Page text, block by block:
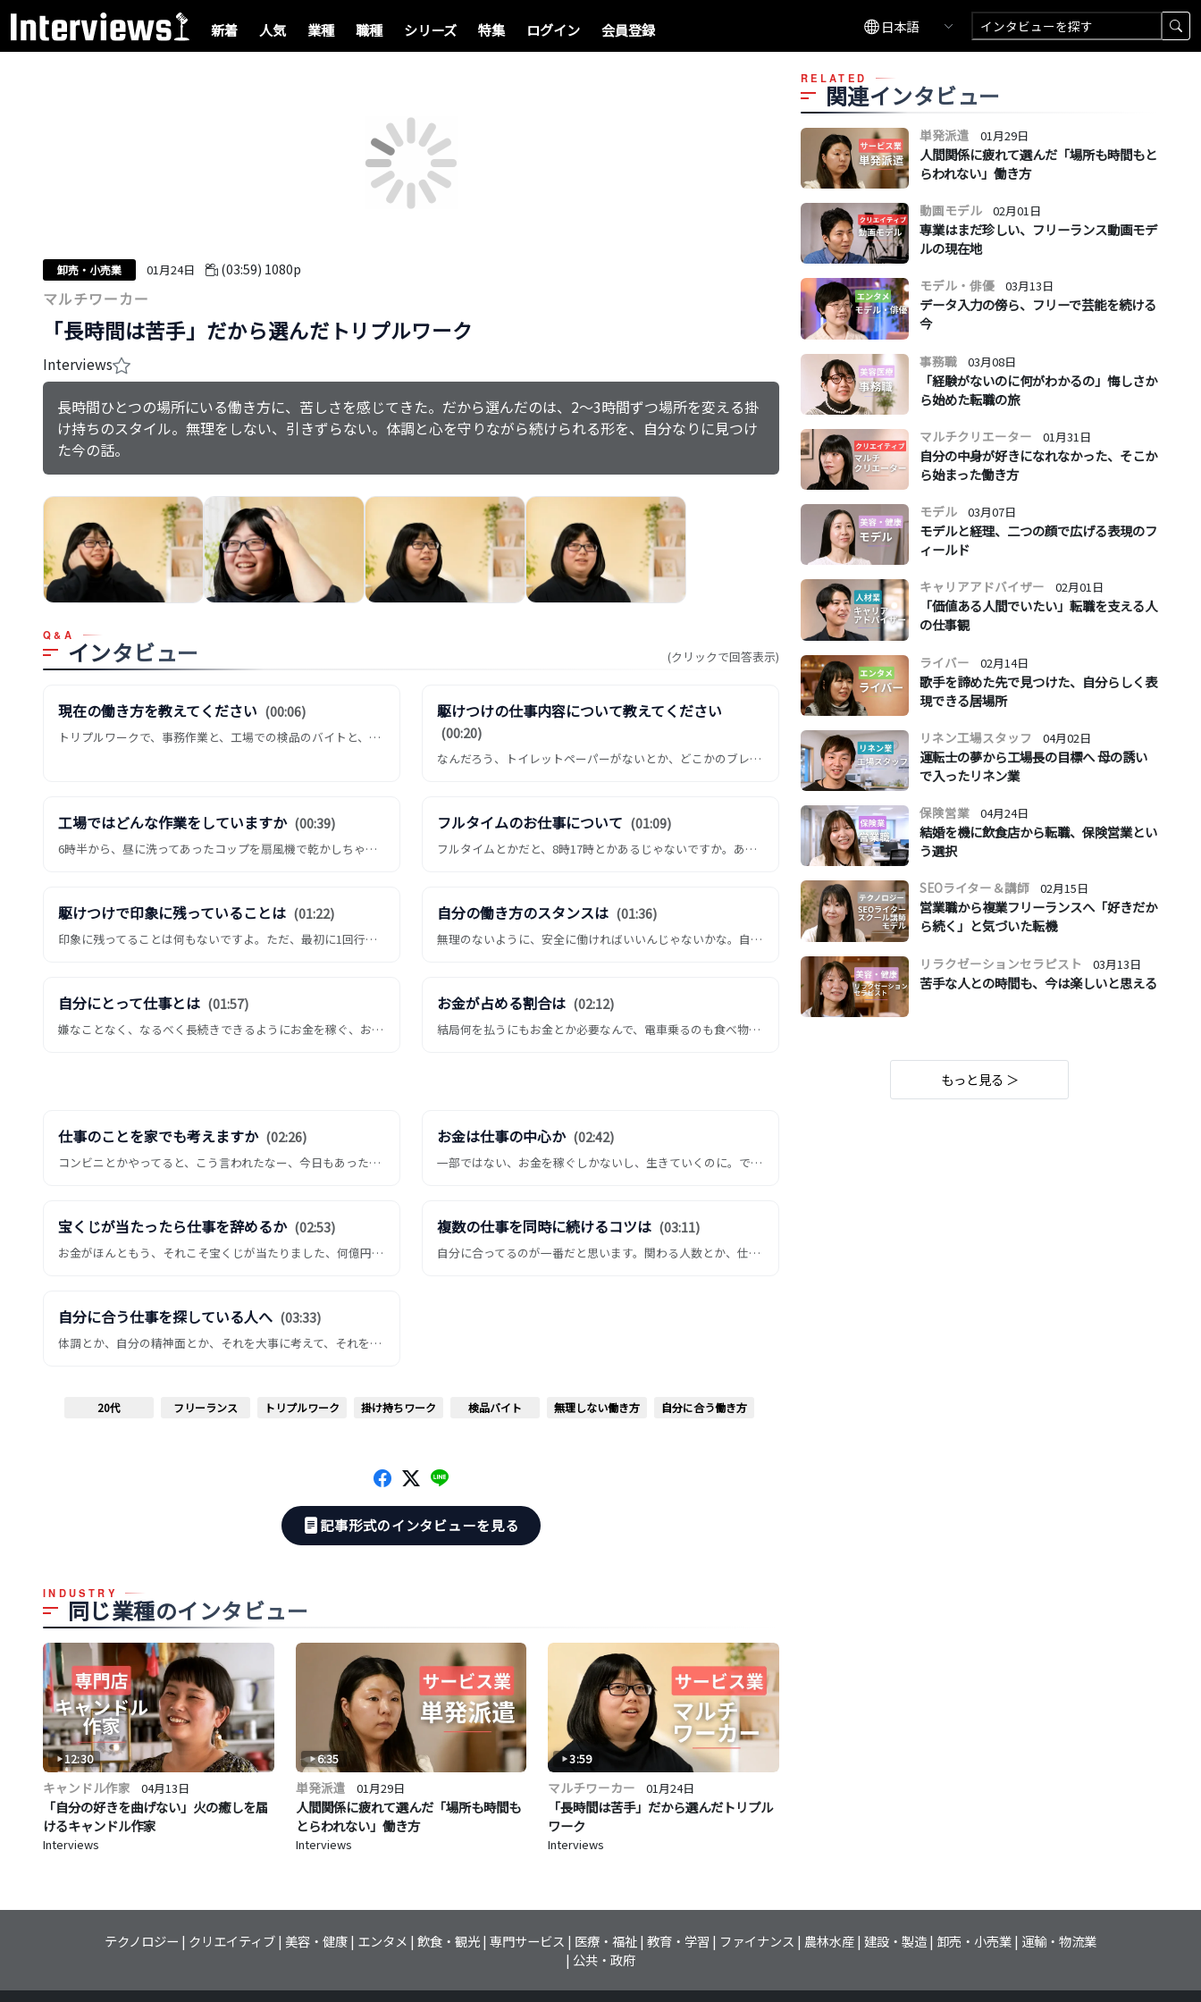
新着 人気 業種 職種 シリーズ 特集 ログイン 会員登録
卸売・小売業 01月24日 (03:59) 1080p
マルチワーカー
「長時間は苦手」だから選んだトリプルワーク
Interviews
長時間ひとつの場所にいる働き方に、苦しさを感じてきた。だから選んだのは、2〜3時間ずつ場所を変える掛
け持ちのスタイル。無理をしない、引きずらない。体調と心を守りながら続けられる形を、自分なりに見つけ
た今の話。
Q&A
インタビュー (クリックで回答表示)
現在の働き方を教えてください (00:06)
トリプルワークで、事務作業と、工場での検品のバイトと、民泊の駆けつけスタッフ、それを3つ掛け持ちでやってます。3つです。
駆けつけの仕事内容について教えてください
(00:20)
なんだろう、トイレットペーパーがないとか、どこかのブレーカーがつかないとか、そういうのを電話で言われて、本社自体が...
工場ではどんな作業をしていますか (00:39)
6時半から、昼に洗ってあったコップを扇風機で乾かしちゃうんで、それを検品して、もう何百…1000個以内くらい、何百...
フルタイムのお仕事について (01:09)
フルタイムとかだと、8時17時とかあるじゃないですか。あれがちょっと、長時間バーンとそこにいるっていう空間みたいな...
駆けつけで印象に残っていることは (01:22)
印象に残ってることは何もないですよ。ただ、最初に1回行ったのが、確か調査みたいな感じで、何分以内に着くか、それしか...
自分の働き方のスタンスは (01:36)
無理のないように、安全に働ければいいんじゃないかな。自分で無理矢理、仕事とかバイトだってバーンって詰め込んでも、ぶ...
自分にとって仕事とは (01:57)
嫌なことなく、なるべく長続きできるようにお金を稼ぐ、お金を稼ぐこと、かなぁ。仕事とはあんまり考えたことない、まあ。
お金が占める割合は (02:12)
結局何を払うにもお金とか必要なんで、電車乗るのも食べ物買うにも、いやー、まあ、6、7割ぐらいは占めてるんじゃないで...
仕事のことを家でも考えますか (02:26)
コンビニとかやってると、こう言われたなー、今日もあったなーみたいな、あー失敗しちゃったかなーみたいな、結構持って帰...
お金は仕事の中心か (02:42)
一部ではない、お金を稼ぐしかないし、生きていくのに。でも、中心ではないと思います、なんとなく。
宝くじが当たったら仕事を辞めるか (02:53)
お金がほんともう、それこそ宝くじが当たりました、何億円当たりましたって当たったら、多分やめますね。本当にその仕事で...
複数の仕事を同時に続けるコツは (03:11)
自分に合ってるのが一番だと思います。関わる人数とか、仕事内容とか時間はちょっと人それぞれなんですけど、自分は別に朝...
自分に合う仕事を探している人へ (03:33)
体調とか、自分の精神面とか、それを大事に考えて、それを考えた上で頑張ってください。体調が一番。自分がやりたいとか、...
20代 フリーランス トリプルワーク 掛け持ちワーク 検品バイト 無理しない働き方 自分に合う働き方
記事形式のインタビューを見る
INDUSTRY
同じ業種のインタビュー
12:30
キャンドル作家 04月13日
「自分の好きを曲げない」火の癒しを届
けるキャンドル作家
Interviews
6:35
単発派遣 01月29日
人間関係に疲れて選んだ「場所も時間も
とらわれない」働き方
Interviews
3:59
マルチワーカー 01月24日
「長時間は苦手」だから選んだトリプル
ワーク
Interviews
RELATED
関連インタビュー
単発派遣 01月29日
人間関係に疲れて選んだ「場所も時間もと
らわれない」働き方
動画モデル 02月01日
専業はまだ珍しい、フリーランス動画モデ
ルの現在地
モデル・俳優 03月13日
データ入力の傍ら、フリーで芸能を続ける
今
事務職 03月08日
「経験がないのに何がわかるの」悔しさか
ら始めた転職の旅
マルチクリエーター 01月31日
自分の中身が好きになれなかった、そこか
ら始まった働き方
モデル 03月07日
モデルと経理、二つの顔で広げる表現のフ
ィールド
キャリアアドバイザー 02月01日
「価値ある人間でいたい」転職を支える人
の仕事観
ライバー 02月14日
歌手を諦めた先で見つけた、自分らしく表
現できる居場所
リネン工場スタッフ 04月02日
運転士の夢から工場長の目標へ 母の誘い
で入ったリネン業
保険営業 04月24日
結婚を機に飲食店から転職、保険営業とい
う選択
SEOライター＆講師 02月15日
営業職から複業フリーランスへ「好きだか
ら続く」と気づいた転機
リラクゼーションセラピスト 03月13日
苦手な人との時間も、今は楽しいと思える
もっと見る ＞
テクノロジー クリエイティブ 美容・健康 エンタメ 飲食・観光 専門サービス 医療・福祉 教育・学習 ファイナンス 農林水産 建設・製造 卸売・小売業 運輸・物流業
公共・政府